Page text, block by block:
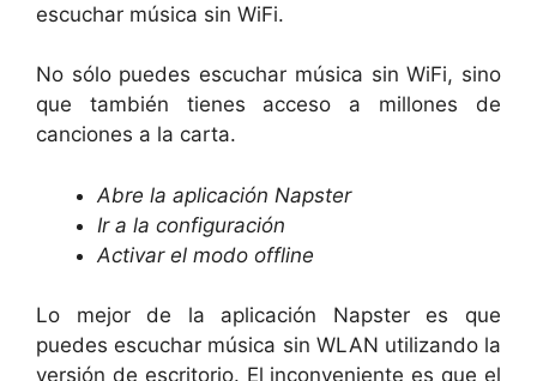
escuchar música sin WiFi.
No sólo puedes escuchar música sin WiFi, sino
que también tienes acceso a millones de
canciones a la carta.
Abre la aplicación Napster
Ir a la configuración
Activar el modo offline
Lo mejor de la aplicación Napster es que
puedes escuchar música sin WLAN utilizando la
versión de escritorio. El inconveniente es que el